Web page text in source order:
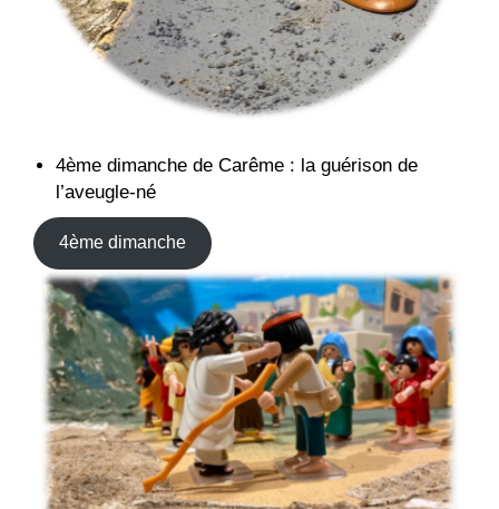
4ème dimanche de Carême : la guérison de
l’aveugle-né
4ème dimanche